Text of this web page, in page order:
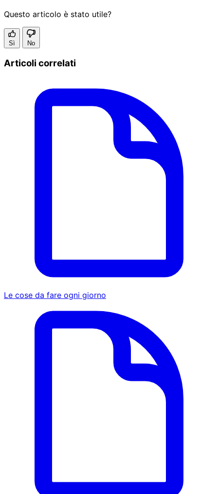
Questo articolo è stato utile?
Sì No
Articoli correlati
Le cose da fare ogni giorno